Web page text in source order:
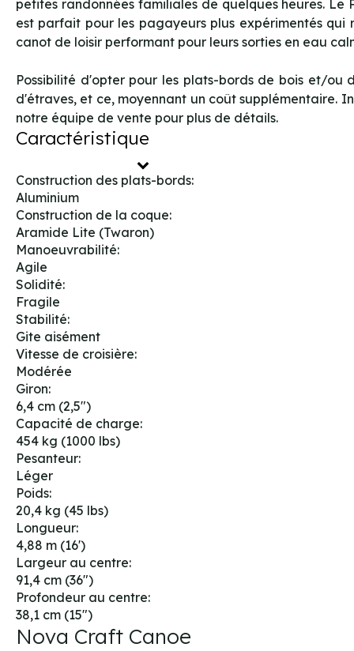
petites randonnées familiales de quelques heures. Le
est parfait pour les pagayeurs plus expérimentés qui
canot de loisir performant pour leurs sorties en eau
Possibilité d'opter pour les plats-bords de bois et/ou
d'étraves, et ce, moyennant un coût supplémentaire.
notre équipe de vente pour plus de détails.
Caractéristique
Construction des plats-bords:
Aluminium
Construction de la coque:
Aramide Lite (Twaron)
Manoeuvrabilité:
Agile
Solidité:
Fragile
Stabilité:
Gite aisément
Vitesse de croisière:
Modérée
Giron:
6,4 cm (2,5")
Capacité de charge:
454 kg (1000 lbs)
Pesanteur:
Léger
Poids:
20,4 kg (45 lbs)
Longueur:
4,88 m (16')
Largeur au centre:
91,4 cm (36")
Profondeur au centre:
38,1 cm (15")
Nova Craft Canoe